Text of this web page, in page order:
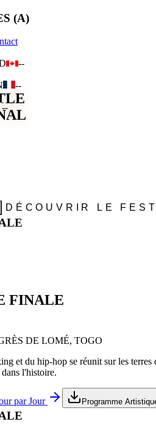
DÉCOUVRIR LE
DE LOMÉ, TOGO
et du hip-hop se réunit sur les
l'histoire.
par Jour Programme
(A)
--
--
--
FINALE